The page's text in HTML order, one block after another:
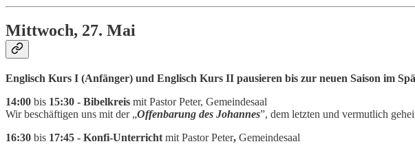
Mittwoch, 27. Mai
Englisch Kurs I (Anfänger) und Englisch Kurs II pausieren bis zur neuen Saison im
14:00 bis 15:30 - Bibelkreis mit Pastor Peter, Gemeindesaal
Wir beschäftigen uns mit der „Offenbarung des Johannes”, dem letzten und vermutlich
16:30 bis 17:45 - Konfi-Unterricht mit Pastor Peter, Gemeindesaal